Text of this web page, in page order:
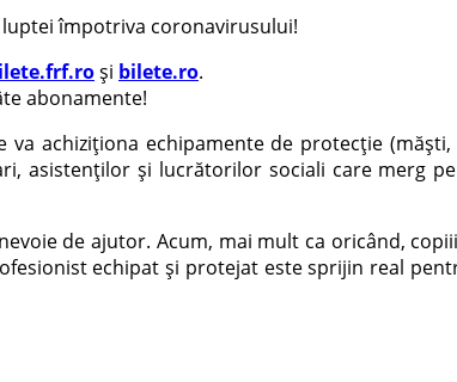
împotriva coronavirusului!
și bilete.ro.
abonamente!
va achiziționa echipamente de protecție
asistenților și lucrătorilor sociali care merg
de ajutor. Acum, mai mult ca oricând,
echipat și protejat este sprijin real